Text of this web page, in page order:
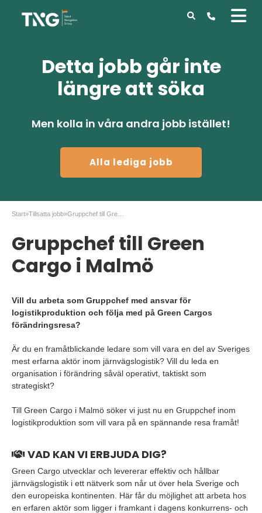
Detta jobb går inte
längre att söka
Men kolla in våra andra jobb istället!
Alla lediga jobb
Start»Tillsatta jobb»
Gruppchef till Green
Cargo i Malmö
Vill du arbeta som Gruppchef med ansvar för
logistikproduktion och följa med på Green Cargos
förändringsresa?
Är du en framåtblickande ledare som vill vara en del av Sveriges
mest erfarna aktör inom järnvägslogistik? Vill du leda en
organisation i förändring såväl operativt, taktiskt som
strategiskt?
Till Green Cargo i Malmö söker vi just nu en Gruppchef inom
logistikproduktion som vill vara på en spännande resa framåt!
VAD KAN VI ERBJUDA DIG?
Green Cargo utvecklar och levererar effektiv och hållbar
järnvägslogistik i ett nätverk som når ut över hela Sverige och
den europeiska kontinenten. Här får du möjlighet att arbeta hos
en erfaren aktör som ligger i framkant i dagens konkurrens- och